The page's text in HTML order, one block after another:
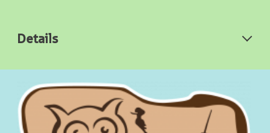
Details